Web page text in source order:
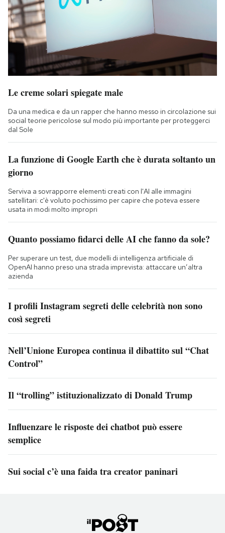
Le creme solari spiegate male
Da una medica e da un rapper che hanno messo in circolazione sui
social teorie pericolose sul modo più importante per proteggerci
dal Sole
La funzione di Google Earth che è durata soltanto un
giorno
Serviva a sovrapporre elementi creati con l'AI alle immagini
satellitari: c'è voluto pochissimo per capire che poteva essere
usata in modi molto impropri
Quanto possiamo fidarci delle AI che fanno da sole?
Per superare un test, due modelli di intelligenza artificiale di
OpenAI hanno preso una strada imprevista: attaccare un’altra
azienda
I profili Instagram segreti delle celebrità non sono
così segreti
Nell’Unione Europea continua il dibattito sul “Chat
Control”
Il “trolling” istituzionalizzato di Donald Trump
Influenzare le risposte dei chatbot può essere
semplice
Sui social c’è una faida tra creator paninari